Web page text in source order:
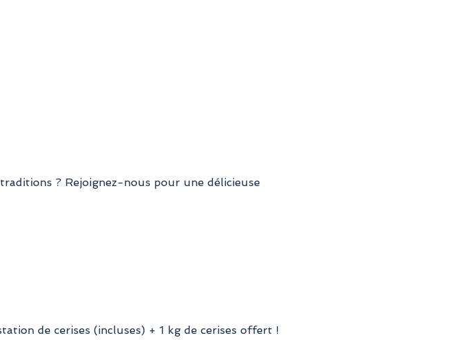
? Rejoignez-nous pour une délicieuse
de cerises (incluses) + 1 kg de cerises offert !